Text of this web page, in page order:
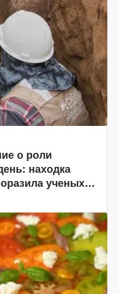
о роли
находка
ученых